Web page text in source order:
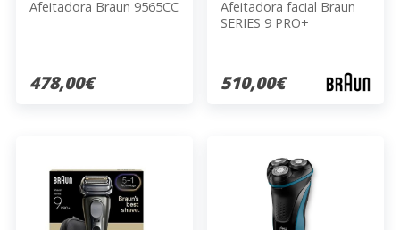
Afeitadora Braun 9565CC
478,00€
Afeitadora facial Braun
SERIES 9 PRO+
510,00€